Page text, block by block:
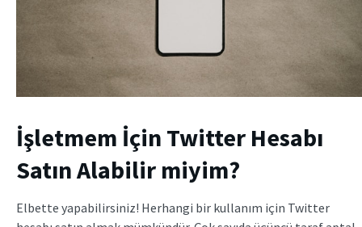
İşletmem İçin Twitter Hesabı
Satın Alabilir miyim?
Elbette yapabilirsiniz! Herhangi bir kullanım için Twitter